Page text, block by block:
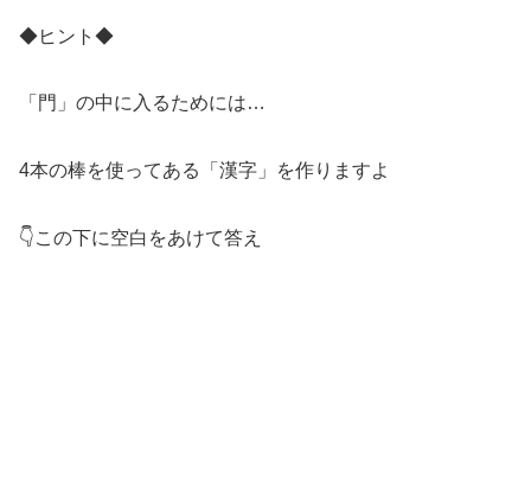
◆ヒント◆
「門」の中に入るためには…
4本の棒を使ってある「漢字」を作りますよ
👇この下に空白をあけて答え